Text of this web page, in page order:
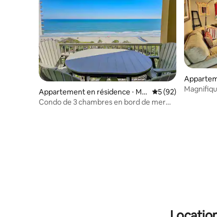
Appartement en résidence ⋅ My
rtle Beach
Évaluation
5 (92)
Condo de 3 chambres en bord de mer
North